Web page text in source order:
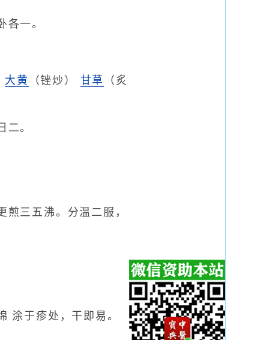
一。
大黄 （锉炒） 甘草 （炙
二。
煎三五沸。分温二服，
涂于疹处，干即易。